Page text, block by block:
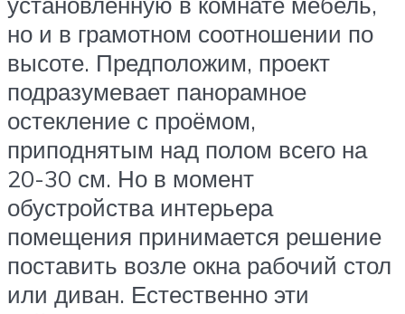
но и в грамотном соотношении по
высоте. Предположим, проект
подразумевает панорамное
остекление с проёмом,
приподнятым над полом всего на
20-30 см. Но в момент
обустройства интерьера
помещения принимается решение
поставить возле окна рабочий стол
или диван. Естественно эти